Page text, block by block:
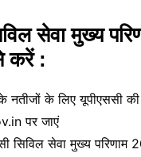
सेवा मुख्य
करें :
के नतीजों के लिए यूपीएससी
पर जाएं
सिविल सेवा मुख्य